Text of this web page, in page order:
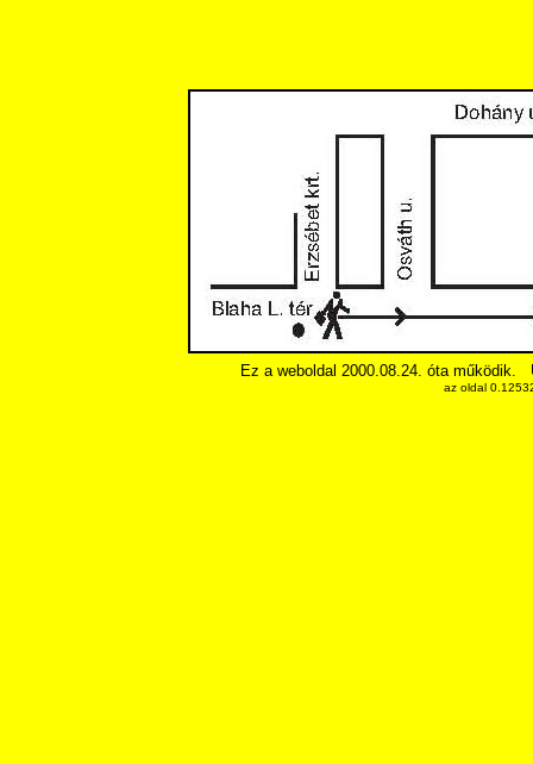
Ez a weboldal 2000.08.24. óta működik.
az oldal